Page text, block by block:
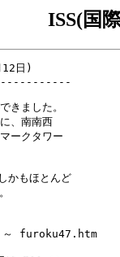
ISS(国
日)
きました。
、南南西
ークタワー
もほとんど
～ furoku47.htm